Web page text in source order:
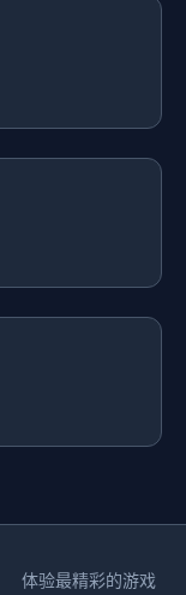
体验最精彩的游戏